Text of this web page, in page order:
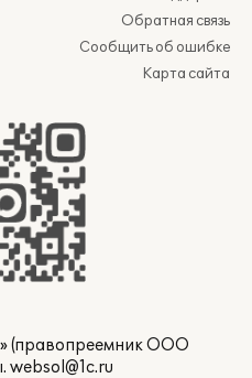
Обратная связь
Сообщить об ошибке
Карта сайта
(правопреемник ООО
websol@1c.ru